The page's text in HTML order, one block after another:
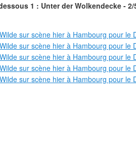
1 : Unter der Wolkendecke -